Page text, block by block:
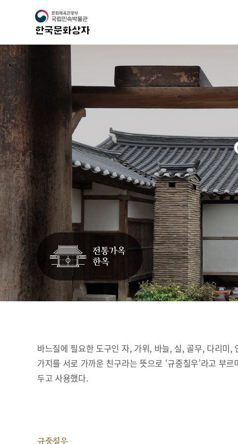
바느질에 필요한 도구인 자, 가위, 바늘, 실, 골무, 다리미,
가지를 서로 가까운 친구라는 뜻으로 ‘규중칠우’라고 부르
두고 사용했다.
규중칠우